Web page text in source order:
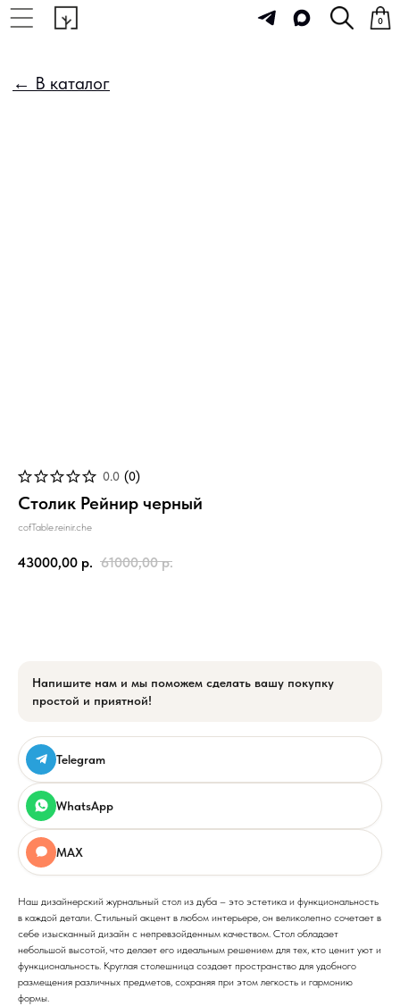
0
0.0 (0)
Столик Рейнир черный
cofTable.reinir.che
43000,00 р. 61000,00 р.
Напишите нам и мы поможем сделать вашу покупку
простой и приятной!
Telegram
WhatsApp
MAX
Наш дизайнерский журнальный стол из дуба – это эстетика и функциональность
в каждой детали. Стильный акцент в любом интерьере, он великолепно сочетает в
себе изысканный дизайн с непревзойденным качеством. Стол обладает
небольшой высотой, что делает его идеальным решением для тех, кто ценит уют и
функциональность. Круглая столешница создает пространство для удобного
размещения различных предметов, сохраняя при этом легкость и гармонию
формы.